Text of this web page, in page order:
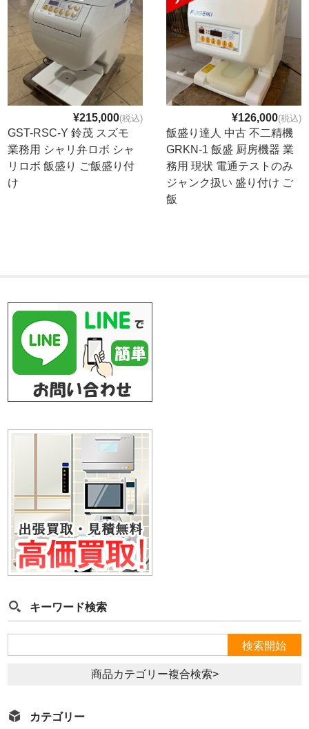
¥215,000(税込)
GST-RSC-Y 鈴茂 スズモ
業務用 シャリ弁ロボ シャ
リロボ 飯盛り ご飯盛り付
け
¥126,000(税込)
飯盛り達人 中古 不二精機
GRKN-1 飯盛 厨房機器 業
務用 現状 電通テストのみ
ジャンク扱い 盛り付け ご
飯
キーワード検索
商品カテゴリー複合検索>
カテゴリー